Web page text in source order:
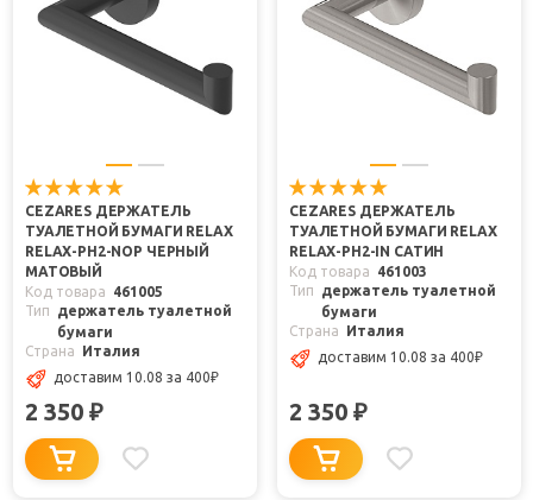
CEZARES ДЕРЖАТЕЛЬ
ТУАЛЕТНОЙ БУМАГИ RELAX
RELAX-PH2-NOP ЧЕРНЫЙ
МАТОВЫЙ
Код товара
461005
Тип
держатель туалетной
бумаги
Страна
Италия
доставим 10.08 за 400₽
2 350 ₽
CEZARES ДЕРЖАТЕЛЬ
ТУАЛЕТНОЙ БУМАГИ RELAX
RELAX-PH2-IN САТИН
Код товара
461003
Тип
держатель туалетной
бумаги
Страна
Италия
доставим 10.08 за 400₽
2 350 ₽